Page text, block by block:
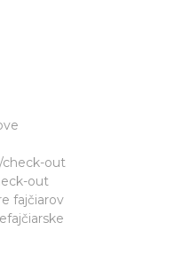
check-out
out
fajčiarov